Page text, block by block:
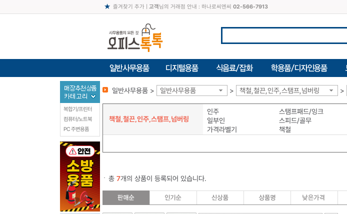
즐겨찾기 추가| 고객님의 거래점 안내 : 하나로씨엔씨 02-566-7913
일반사무용품 > 일반사무용품 > 책철,철끈,인주,스탬프,넘버링 >
책철,철끈,인주,스탬프,넘버링
인주 스탬프패드/잉크
일부인
스피드/골무
가격라벨기
책철
총 7개의 상품이 등록되어 있습니다.
복합기/프린터
컴퓨터/노트북
PC 주변용품